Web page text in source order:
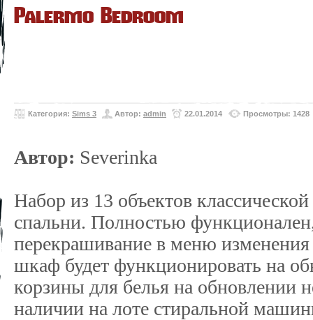
Palermo Bedroom
Категория: Sims 3 Автор: admin 22.01.2014 Просмотры: 1428
Автор: Severinka
Набор из 13 объектов
спальни. Полностью
перекрашивание в меню
шкаф будет функционировать на
корзины для белья на обновлении
наличии на лоте стиральной